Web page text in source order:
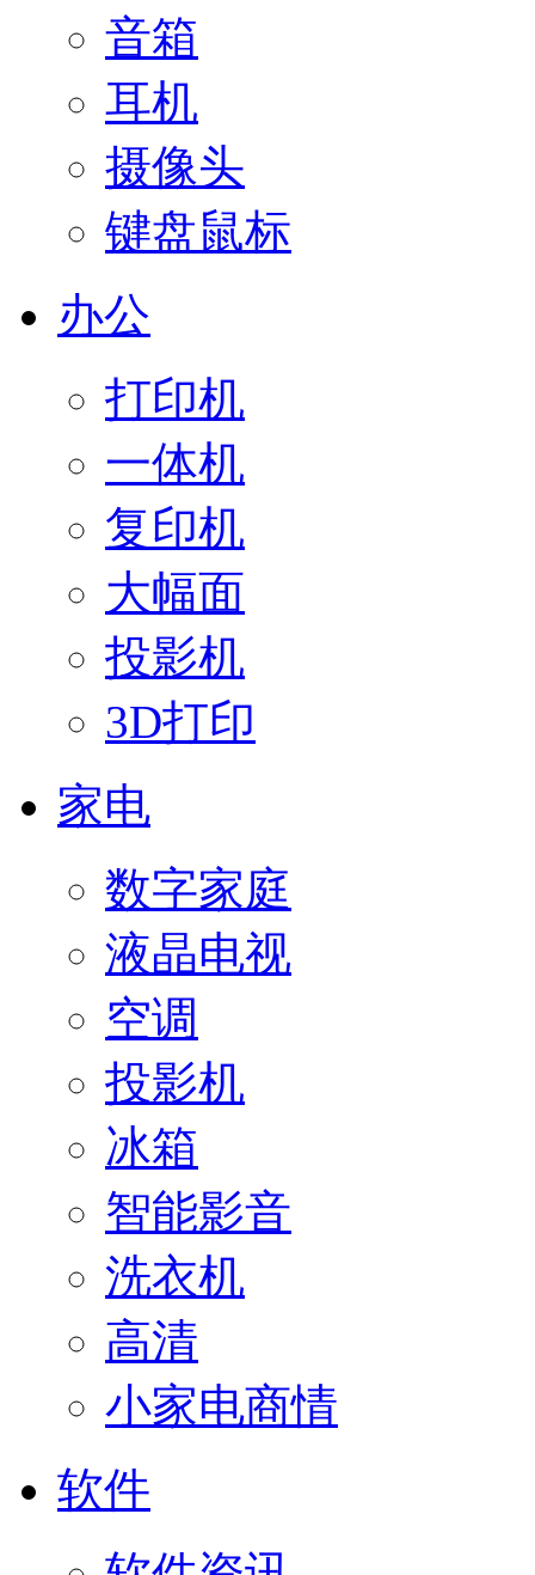
音箱
耳机
摄像头
键盘鼠标
办公
打印机
一体机
复印机
大幅面
投影机
3D打印
家电
数字家庭
液晶电视
空调
投影机
冰箱
智能影音
洗衣机
高清
小家电商情
软件